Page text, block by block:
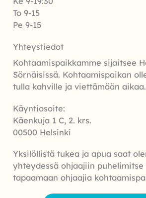
To 9-15
Pe 9-15
Yhteystiedot
Kohtaamispaikkamme sijaitsee
Sörnäisissä. Kohtaamispaikan
tulla kahville ja viettämään aikaa.
Käyntiosoite:
Käenkuja 1 C, 2. krs.
00500 Helsinki
Yksilöllistä tukea ja apua saat
yhteydessä ohjaajiin
tapaamaan ohjaajia